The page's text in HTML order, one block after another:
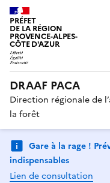
PRÉFET
DE LA RÉGION
PROVENCE-ALPES-
CÔTE D'AZUR
DRAAF PACA
Direction régionale de
la forêt
Gare à la rage !
indispensables
Lien de consultation